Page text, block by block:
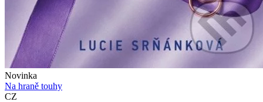
Novinka
Na hraně touhy
CZ